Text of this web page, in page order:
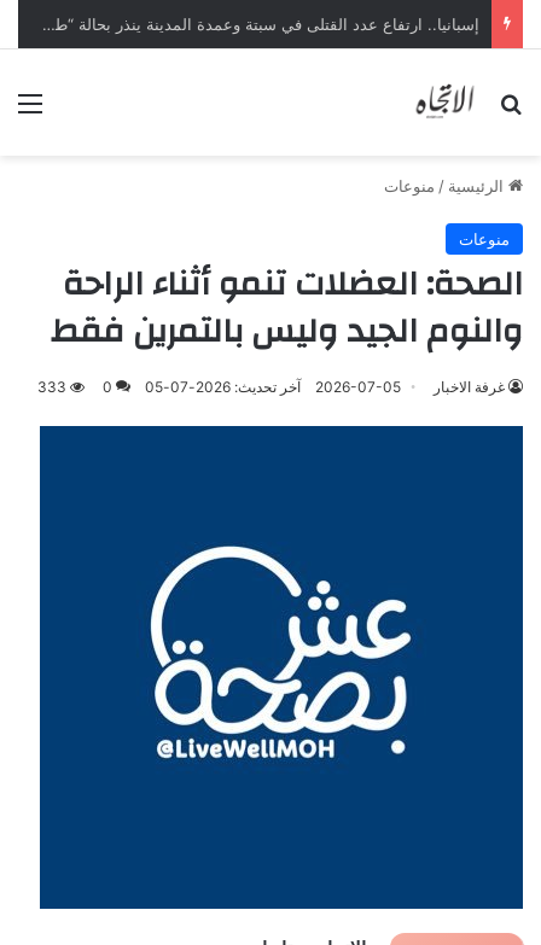
إسبانيا.. ارتفاع عدد القتلى في سبتة وعمدة المدينة ينذر بحالة “طوارئ إنسانية”
بحث عن
الرئيسية / منوعات
منوعات
الصحة: العضلات تنمو أثناء الراحة
والنوم الجيد وليس بالتمرين فقط
غرفة الاخبار 2026-07-05 آخر تحديث: 2026-07-05 0
333